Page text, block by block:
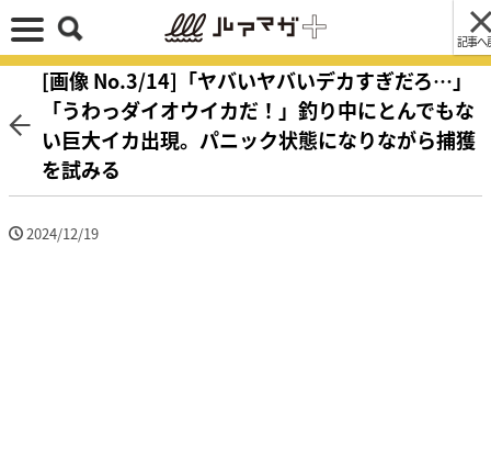
記事へ
[画像 No.3/14]「ヤバいヤバいデカすぎだろ…」
「うわっダイオウイカだ！」釣り中にとんでもな
い巨大イカ出現。パニック状態になりながら捕獲
を試みる
2024/12/19